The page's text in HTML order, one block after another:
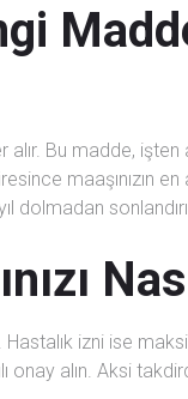
Bu madde,
maaşınızın
dolmadan
Hastalık izni ise
alın. Aksi